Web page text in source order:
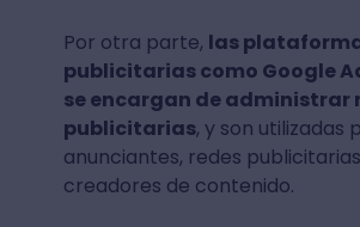
Por otra parte, las
publicitarias como Google
se encargan de administrar
publicitarias, y son utilizadas
anunciantes, redes
creadores de contenido.